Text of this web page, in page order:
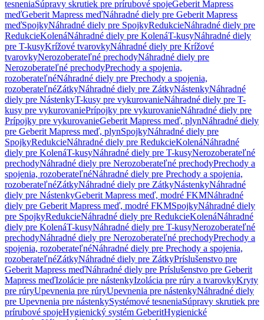
tesneniaSúpravy skrutiek pre prírubové spojeGeberit Mapress
meďGeberit Mapress meďNáhradné diely pre Geberit Mapress
meďSpojkyNáhradné diely pre SpojkyRedukcieNáhradné diely pre
RedukcieKolenáNáhradné diely pre KolenáT-kusyNáhradné diely
pre T-kusyKrížové tvarovkyNáhradné diely pre Krížové
tvarovkyNerozoberateľné prechodyNáhradné diely pre
Nerozoberateľné prechodyPrechody a spojenia,
rozoberateľnéNáhradné diely pre Prechody a spojenia,
rozoberateľnéZátkyNáhradné diely pre ZátkyNástenkyNáhradné
diely pre NástenkyT-kusy pre vykurovanieNáhradné diely pre T-
kusy pre vykurovaniePrípojky pre vykurovanieNáhradné diely pre
Prípojky pre vykurovanieGeberit Mapress meď, plynNáhradné diely
pre Geberit Mapress meď, plynSpojkyNáhradné diely pre
SpojkyRedukcieNáhradné diely pre RedukcieKolenáNáhradné
diely pre KolenáT-kusyNáhradné diely pre T-kusyNerozoberateľné
prechodyNáhradné diely pre Nerozoberateľné prechodyPrechody a
spojenia, rozoberateľnéNáhradné diely pre Prechody a spojenia,
rozoberateľnéZátkyNáhradné diely pre ZátkyNástenkyNáhradné
diely pre NástenkyGeberit Mapress meď, modré FKMNáhradné
diely pre Geberit Mapress meď, modré FKMSpojkyNáhradné diely
pre SpojkyRedukcieNáhradné diely pre RedukcieKolenáNáhradné
diely pre KolenáT-kusyNáhradné diely pre T-kusyNerozoberateľné
prechodyNáhradné diely pre Nerozoberateľné prechodyPrechody a
spojenia, rozoberateľnéNáhradné diely pre Prechody a spojenia,
rozoberateľnéZátkyNáhradné diely pre ZátkyPríslušenstvo pre
Geberit Mapress meďNáhradné diely pre Príslušenstvo pre Geberit
Mapress meďIzolácie pre nástenkyIzolácia pre rúry a tvarovkyKryty
pre rúryUpevnenia pre rúryUpevnenia pre nástenkyNáhradné diely
pre Upevnenia pre nástenkySystémové tesneniaSúpravy skrutiek pre
prírubové spojeHygienický systém GeberitHygienické